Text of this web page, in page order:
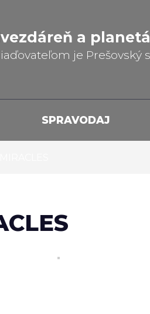
a
je Prešovský
SPRAVODAJ